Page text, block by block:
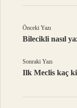
Önceki Yazı
Bilecikli nasıl
Sonraki Yazı
Ilk Meclis kaç